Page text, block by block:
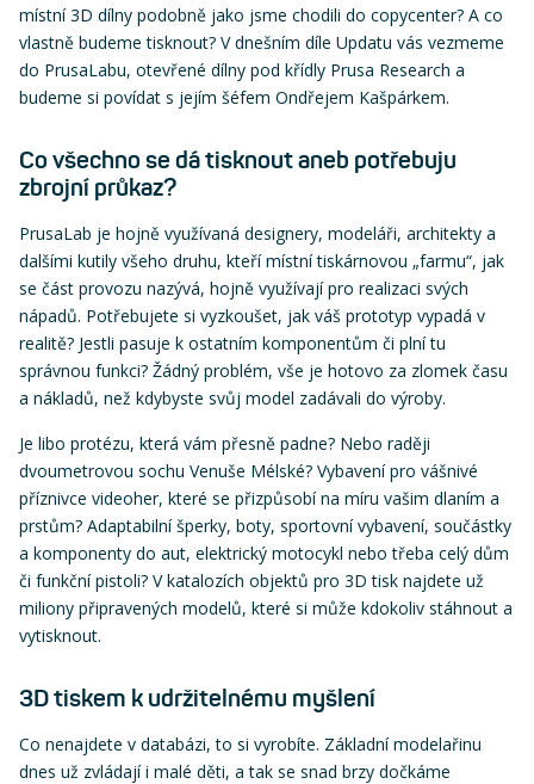
místní 3D dílny podobně jako jsme chodili do copycenter? A co
vlastně budeme tisknout? V dnešním díle Updatu vás vezmeme
do PrusaLabu, otevřené dílny pod křídly Prusa Research a
budeme si povídat s jejím šéfem Ondřejem Kašpárkem.
Co všechno se dá tisknout aneb potřebuju
zbrojní průkaz?
PrusaLab je hojně využívaná designery, modeláři, architekty a
dalšími kutily všeho druhu, kteří místní tiskárnovou „farmu“, jak
se část provozu nazývá, hojně využívají pro realizaci svých
nápadů. Potřebujete si vyzkoušet, jak váš prototyp vypadá v
realitě? Jestli pasuje k ostatním komponentům či plní tu
správnou funkci? Žádný problém, vše je hotovo za zlomek času
a nákladů, než kdybyste svůj model zadávali do výroby.
Je libo protézu, která vám přesně padne? Nebo raději
dvoumetrovou sochu Venuše Mélské? Vybavení pro vášnivé
příznivce videoher, které se přizpůsobí na míru vašim dlaním a
prstům? Adaptabilní šperky, boty, sportovní vybavení, součástky
a komponenty do aut, elektrický motocykl nebo třeba celý dům
či funkční pistoli? V katalozích objektů pro 3D tisk najdete už
miliony připravených modelů, které si může kdokoliv stáhnout a
vytisknout.
3D tiskem k udržitelnému myšlení
Co nenajdete v databázi, to si vyrobíte. Základní modelařinu
dnes už zvládají i malé děti, a tak se snad brzy dočkáme